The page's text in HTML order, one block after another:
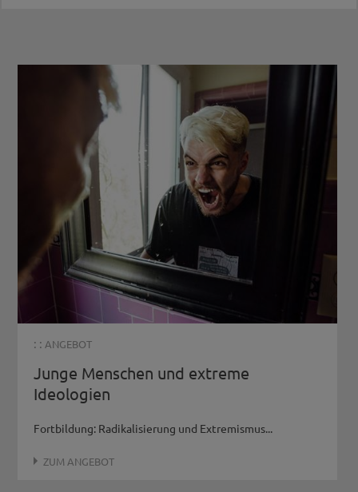
: : ANGEBOT
Junge Menschen und extreme
Ideologien
Fortbildung: Radikalisierung und Extremismus...
ZUM ANGEBOT